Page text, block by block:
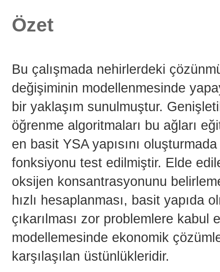
Özet
Bu çalışmada nehirlerdeki
değişiminin modellenmesinde
bir yaklaşım sunulmuştur.
öğrenme algoritmaları bu ağları
en basit YSA yapısını
fonksiyonu test edilmiştir. Elde
oksijen konsantrasyonunu
hızlı hesaplanması, basit yapıda
çıkarılması zor problemlere
modellemesinde ekonomik
karşılaşılan üstünlükleridir.